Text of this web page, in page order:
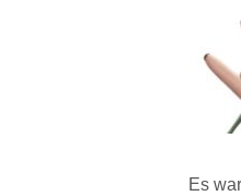
Es